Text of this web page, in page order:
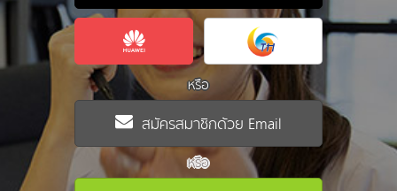
หรือ
สมัครสมาชิกด้วย Email
หรือ